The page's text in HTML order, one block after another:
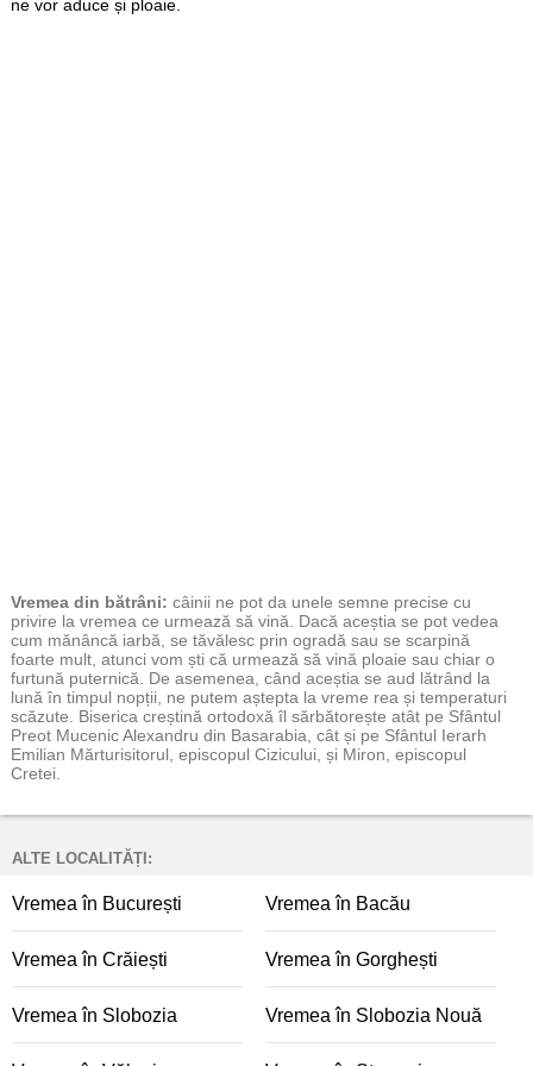
ne vor aduce și ploaie.
Vremea din bătrâni: câinii ne pot da unele semne precise cu
privire la vremea ce urmează să vină. Dacă aceștia se pot vedea
cum mănâncă iarbă, se tăvălesc prin ogradă sau se scarpină
foarte mult, atunci vom ști că urmează să vină ploaie sau chiar o
furtună puternică. De asemenea, când aceștia se aud lătrând la
lună în timpul nopții, ne putem aștepta la vreme rea și temperaturi
scăzute. Biserica creștină ortodoxă îl sărbătorește atât pe Sfântul
Preot Mucenic Alexandru din Basarabia, cât și pe Sfântul Ierarh
Emilian Mărturisitorul, episcopul Cizicului, și Miron, episcopul
Cretei.
ALTE LOCALITĂȚI:
Vremea în București Vremea în Bacău
Vremea în Crăiești Vremea în Gorghești
Vremea în Slobozia Vremea în Slobozia Nouă